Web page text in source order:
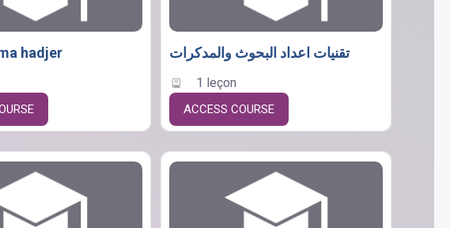
hadjer تقنيات اعداد البحوث والمدكرات
1 leçon
ACCESS COURSE